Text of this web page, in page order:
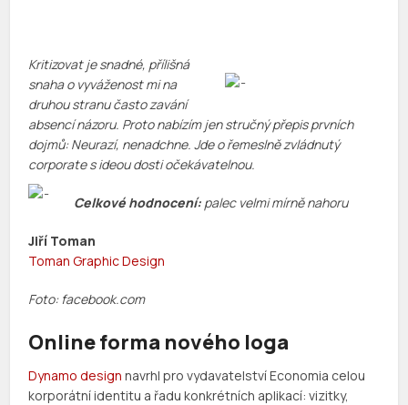
Kritizovat je snadné, přílišná
snaha o vyváženost mi na
druhou stranu často zavání
absencí názoru. Proto nabízím jen stručný přepis prvních
dojmů: Neurazí, nenadchne. Jde o řemeslně zvládnutý
corporate s ideou dosti očekávatelnou.
Celkové hodnocení: palec velmi mírně nahoru
Jiří Toman
Toman Graphic Design
Foto: facebook.com
Online forma nového loga
Dynamo design navrhl pro vydavatelství Economia celou
korporátní identitu a řadu konkrétních aplikací: vizitky,